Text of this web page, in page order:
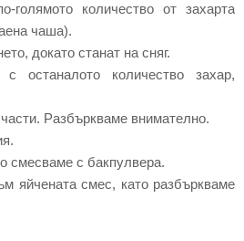
голямото количество от захарта
чаша).
докато станат на сняг.
останалото количество захар,
Разбъркваме внимателно.
смесваме с бакпулвера.
яйчената смес, като разбъркваме